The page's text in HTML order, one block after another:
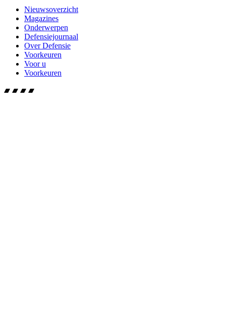
Nieuwsoverzicht
Magazines
Onderwerpen
Defensiejournaal
Over Defensie
Voorkeuren
Voor u
Voorkeuren